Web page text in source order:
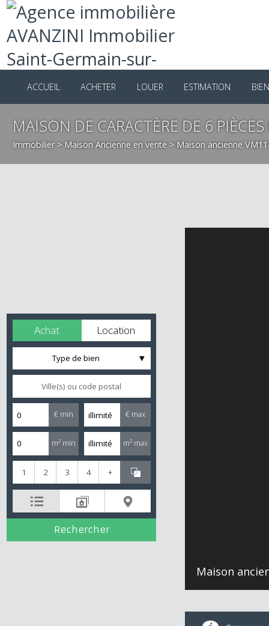
ACCUEIL ACHETER LOUER ESTIMATION
MAISON DE CARACTÈRE DE 6
Immobilier >Maison Ancienne en vente > Maison ancienne
Achat Location
Type de bien
€ min € max
m² min m² max
1 2 3 4 +